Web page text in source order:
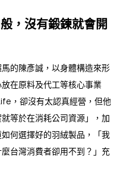
，沒有鍛鍊就會開
的陳彥誠，以身體構造來形
在原料及代工等核心事業
，卻沒有太認真經營，但他
等於在消耗公司資源」，加
如何選擇好的羽絨製品，「我
台灣消費者卻用不到？」充